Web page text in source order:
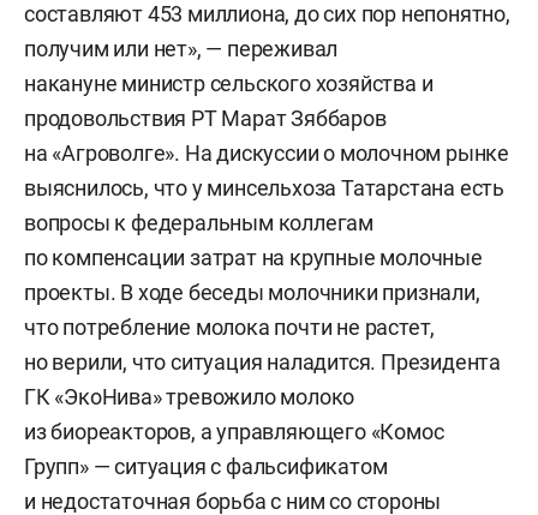
составляют 453 миллиона, до сих пор непонятно,
получим или нет», — переживал
накануне министр сельского хозяйства и
продовольствия РТ Марат Зяббаров
на «Агроволге». На дискуссии о молочном рынке
выяснилось, что у минсельхоза Татарстана есть
вопросы к федеральным коллегам
по компенсации затрат на крупные молочные
проекты. В ходе беседы молочники признали,
что потребление молока почти не растет,
но верили, что ситуация наладится. Президента
ГК «ЭкоНива» тревожило молоко
из биореакторов, а управляющего «Комос
Групп» — ситуация с фальсификатом
и недостаточная борьба с ним со стороны